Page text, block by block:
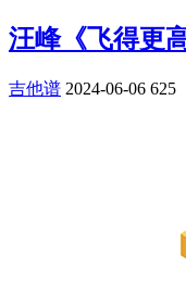
汪峰《飞得更
吉他谱 2024-06-06 625